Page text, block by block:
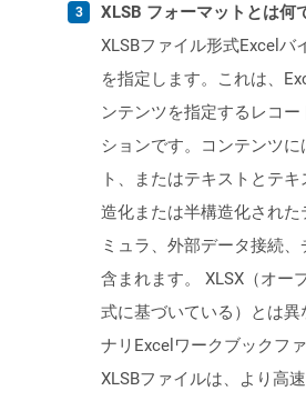
XLSB フォーマットとは何
XLSBファイル形式Excelバ
を指定します。これは、
ンテンツを指定するレコ
ションです。コンテンツに
ト、またはテキストとテ
造化または半構造化された
ミュラ、外部データ接続
含まれます。 XLSX（オー
式に基づいている）とは異
ナリExcelワークブックフ
XLSBファイルは、より高